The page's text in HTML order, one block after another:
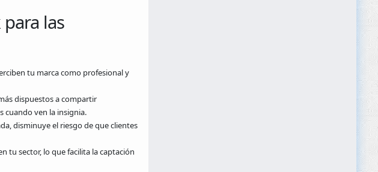
las
tu marca como profesional y
dispuestos a compartir
cuando ven la insignia.
disminuye el riesgo de que clientes
tu sector, lo que facilita la captación